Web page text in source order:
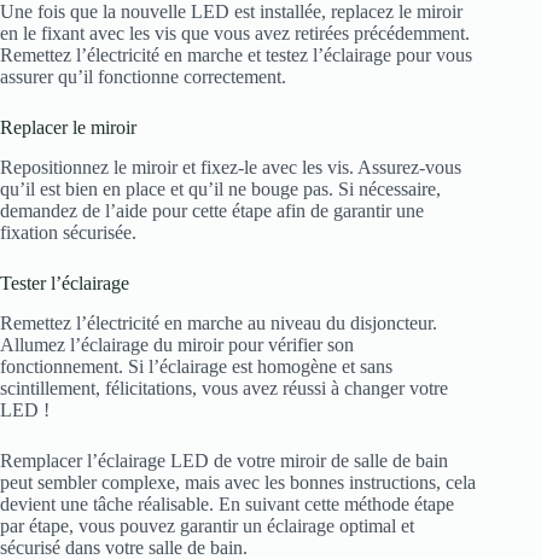
Une fois que la nouvelle LED est installée, replacez le miroir
en le fixant avec les vis que vous avez retirées précédemment.
Remettez l’électricité en marche et testez l’éclairage pour vous
assurer qu’il fonctionne correctement.
Replacer le miroir
Repositionnez le miroir et fixez-le avec les vis. Assurez-vous
qu’il est bien en place et qu’il ne bouge pas. Si nécessaire,
demandez de l’aide pour cette étape afin de garantir une
fixation sécurisée.
Tester l’éclairage
Remettez l’électricité en marche au niveau du disjoncteur.
Allumez l’éclairage du miroir pour vérifier son
fonctionnement. Si l’éclairage est homogène et sans
scintillement, félicitations, vous avez réussi à changer votre
LED !
Remplacer l’éclairage LED de votre miroir de salle de bain
peut sembler complexe, mais avec les bonnes instructions, cela
devient une tâche réalisable. En suivant cette méthode étape
par étape, vous pouvez garantir un éclairage optimal et
sécurisé dans votre salle de bain.